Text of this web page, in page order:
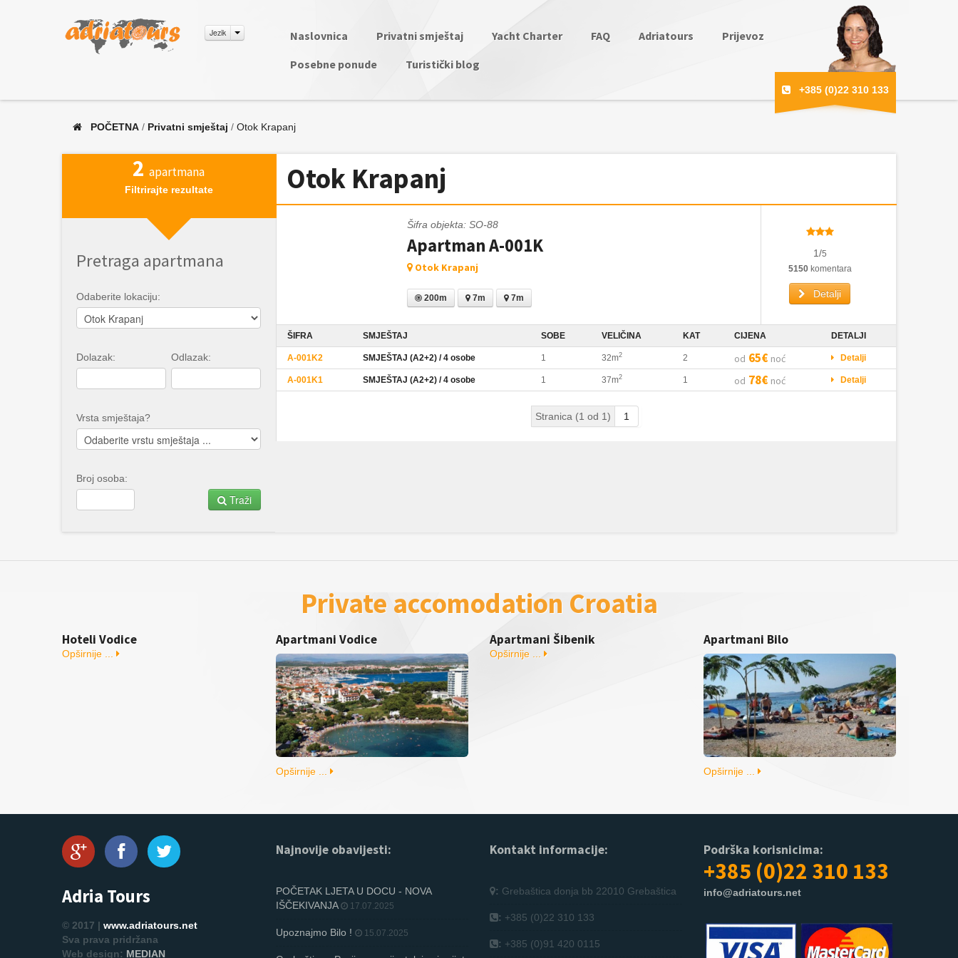
Jezik Naslovnica Privatni smještaj Yacht Charter FAQ Adriatours
Prijevoz
Posebne ponude
Turistički blog
+385 (0)22 310 133
POČETNA / Privatni smještaj / Otok Krapanj
2apartmana
Filtrirajte rezultate
Pretraga apartmana
Odaberite lokaciju:
Dolazak: Odlazak:
Vrsta smještaja?
Broj osoba:
Traži
Otok Krapanj
Šifra objekta: SO-88
Apartman A-001K
Otok Krapanj
200m 7m 7m
1/5
5150komentara
Detalji
ŠIFRA SMJEŠTAJ SOBE VELIČINA KAT CIJENA DETALJI
A-001K2 SMJEŠTAJ (A2+2) / 4 osobe 1 32m2 2 od 65€ noć Detalji
A-001K1 SMJEŠTAJ (A2+2) / 4 osobe 1 37m2 1 od 78€ noć Detalji
Stranica (1 od 1) 1
Private accomodation Croatia
Hoteli Vodice
Opširnije ...
Apartmani Vodice
Opširnije ...
Apartmani Šibenik
Opširnije ...
Apartmani Bilo
Opširnije ...
Adria Tours
© 2017 | www.adriatours.net
Sva prava pridržana
Web design: MEDIAN
Najnovije obavijesti:
POČETAK LJETA U DOCU - NOVA
IŠČEKIVANJA
17.07.2025
Upoznajmo Bilo ! 15.07.2025
Kontakt informacije:
: Grebaštica donja bb 22010 Grebaštica
: +385 (0)22 310 133
: +385 (0)91 420 0115
Podrška korisnicima:
+385 (0)22 310 133
info@adriatours.net